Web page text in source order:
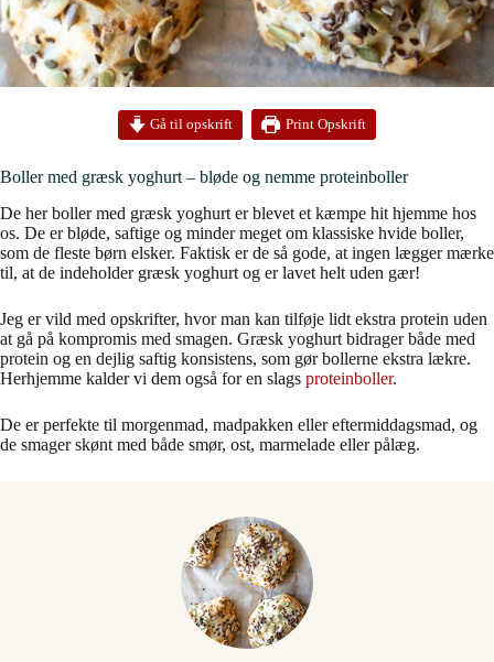
Gå til opskrift Print Opskrift
Boller med græsk yoghurt – bløde og nemme proteinboller
De her boller med græsk yoghurt er blevet et kæmpe hit hjemme hos
os. De er bløde, saftige og minder meget om klassiske hvide boller,
som de fleste børn elsker. Faktisk er de så gode, at ingen lægger mærke
til, at de indeholder græsk yoghurt og er lavet helt uden gær!
Jeg er vild med opskrifter, hvor man kan tilføje lidt ekstra protein uden
at gå på kompromis med smagen. Græsk yoghurt bidrager både med
protein og en dejlig saftig konsistens, som gør bollerne ekstra lækre.
Herhjemme kalder vi dem også for en slags proteinboller.
De er perfekte til morgenmad, madpakken eller eftermiddagsmad, og
de smager skønt med både smør, ost, marmelade eller pålæg.